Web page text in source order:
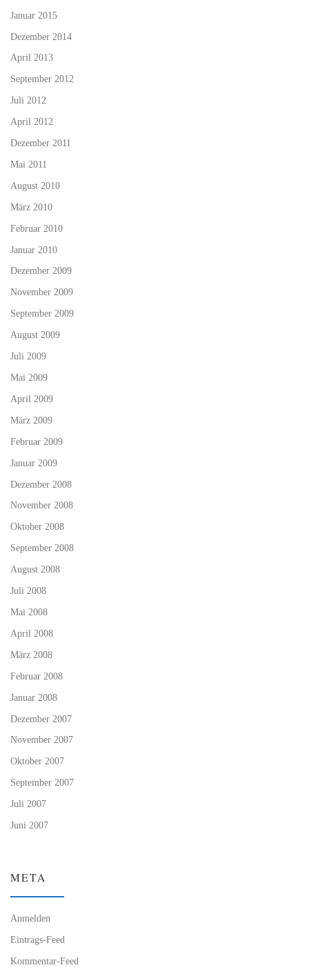
Januar 2015
Dezember 2014
April 2013
September 2012
Juli 2012
April 2012
Dezember 2011
Mai 2011
August 2010
März 2010
Februar 2010
Januar 2010
Dezember 2009
November 2009
September 2009
August 2009
Juli 2009
Mai 2009
April 2009
März 2009
Februar 2009
Januar 2009
Dezember 2008
November 2008
Oktober 2008
September 2008
August 2008
Juli 2008
Mai 2008
April 2008
März 2008
Februar 2008
Januar 2008
Dezember 2007
November 2007
Oktober 2007
September 2007
Juli 2007
Juni 2007
META
Anmelden
Eintrags-Feed
Kommentar-Feed